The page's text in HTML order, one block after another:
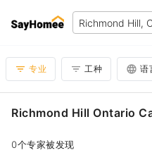
专业 工种 语
Richmond Hill Ontario
0个专家被发现